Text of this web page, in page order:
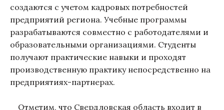
создаются с учетом кадровых потребностей
предприятий региона. Учебные программы
разрабатываются совместно с работодателями и
образовательными организациями. Студенты
получают практические навыки и проходят
производственную практику непосредственно на
предприятиях-партнерах.
Отметим, что Свердловская область входит в